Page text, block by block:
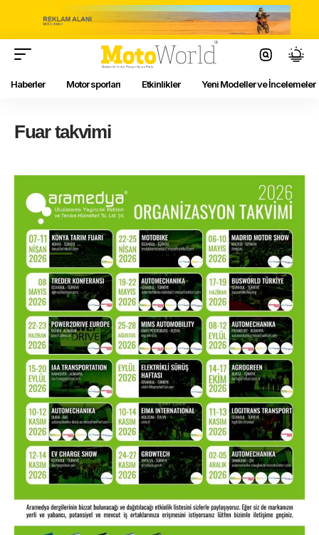
Haberler Motor sporları Etkinlikler Yeni Modeller ve İncelemeler
Fuar takvimi